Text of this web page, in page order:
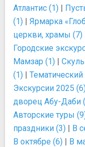
Атлантис (1) |
(1) | Ярмарка
церкви, храмы (7)
Городские
Мамзар (1) |
(1) | Тематический
Экскурсии 2025
дворец Абу-Даби
Авторские туры
праздники (3) | В
В октябре (6) | В